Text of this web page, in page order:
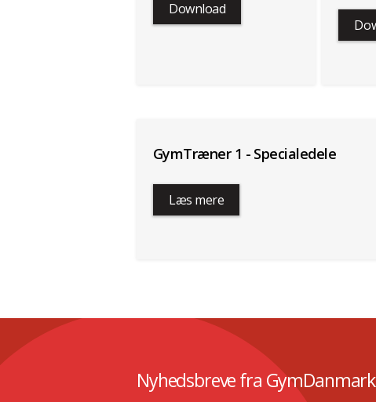
Download
GymTræner 1 - Specialedele
Læs mere
Nyhedsbreve fra GymDanmark